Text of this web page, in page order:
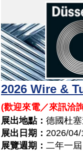
2026 Wire &
(歡迎來電／來訊洽
展出地點： 德國杜
展出日期： 2026/
展覽週期： 二年一屆